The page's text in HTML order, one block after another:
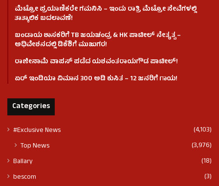
ಮೆಟ್ರೋ ಪ್ರಯಾಣಿಕರೇ ಗಮನಿಸಿ – ಇಂದು ರಾತ್ರಿ ಮೆಟ್ರೋ ಸೇವೆಗಳಲ್ಲಿ
ತಾತ್ಕಾಲಿಕ ಬದಲಾವಣೆ!
ಬಂಡಾಯ ಶಾಸಕರಿಗೆ TB ಜಯಚಂದ್ರ & HK ಪಾಟೀಲ್ ನೇತೃತ್ವ –
ಅಧಿವೇಶನದಲ್ಲಿ ಡಿಕೆಶಿಗೆ ಮುಜುಗರ!
ರಾಜೀನಾಮೆ ವಾಪಸ್ ಪಡೆದ ಯಶವಂತರಾಯಗೌಡ ಪಾಟೀಲ್‌!
ಏರ್ ಇಂಡಿಯಾ ವಿಮಾನ 300 ಅಡಿ ಕುಸಿತ – 12 ಜನರಿಗೆ ಗಾಯ!
Categories
#Exclusive News (4,103)
Top News (3,976)
Ballary
(18)
bescom
(3)